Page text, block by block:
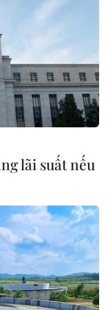
nếu được
sẽ giảm
nước.
mở rộng các
theo hình
Tổng Giám
được chấp
án, tập đoàn
thi, chuẩn
lãi suất nếu